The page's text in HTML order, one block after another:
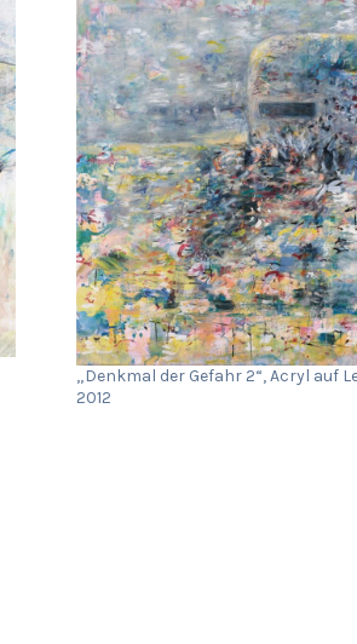
„Denkmal der Gefahr 2“, Acryl auf
2012